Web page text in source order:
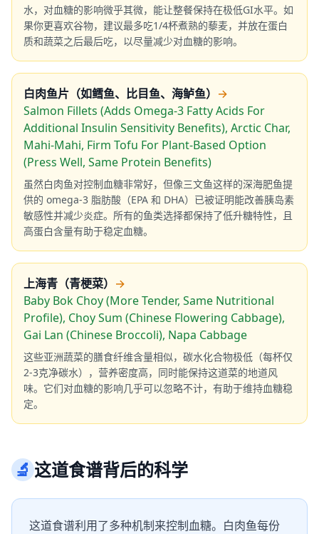
水，对血糖的影响微乎其微，能让整餐保持在极低GI水平。如
果你更喜欢谷物，建议最多吃1/4杯煮熟的藜麦，并放在蛋白
质和蔬菜之后最后吃，以尽量减少对血糖的影响。
白肉鱼片（如鳕鱼、比目鱼、海鲈鱼） →
Salmon Fillets (Adds Omega-3 Fatty Acids For
Additional Insulin Sensitivity Benefits), Arctic Char,
Mahi-Mahi, Firm Tofu For Plant-Based Option
(Press Well, Same Protein Benefits)
虽然白肉鱼对控制血糖非常好，但像三文鱼这样的深海肥鱼提
供的 omega-3 脂肪酸（EPA 和 DHA）已被证明能改善胰岛素
敏感性并减少炎症。所有的鱼类选择都保持了低升糖特性，且
高蛋白含量有助于稳定血糖。
上海青（青梗菜） →
Baby Bok Choy (More Tender, Same Nutritional
Profile), Choy Sum (Chinese Flowering Cabbage),
Gai Lan (Chinese Broccoli), Napa Cabbage
这些亚洲蔬菜的膳食纤维含量相似，碳水化合物极低（每杯仅
2-3克净碳水），营养密度高，同时能保持这道菜的地道风
味。它们对血糖的影响几乎可以忽略不计，有助于维持血糖稳
定。
🔬这道食谱背后的科学
这道食谱利用了多种机制来控制血糖。白肉鱼每份